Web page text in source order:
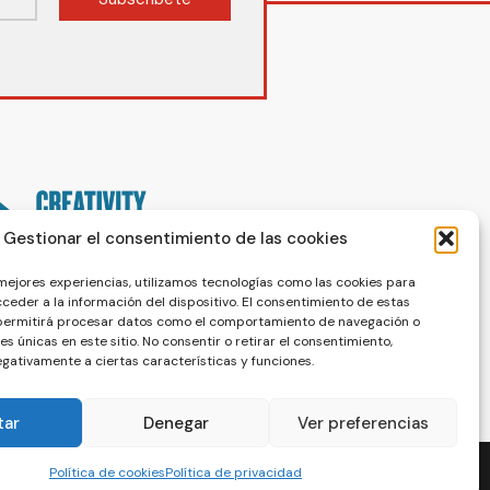
Gestionar el consentimiento de las cookies
experiencias, utilizamos tecnologías como las cookies para
a la información del dispositivo. El consentimiento de estas
procesar datos como el comportamiento de navegación o
únicas en este sitio. No consentir o retirar el consentimiento,
a ciertas características y funciones.
Denegar Ver preferencias
Política de cookiesPolítica de privacidad